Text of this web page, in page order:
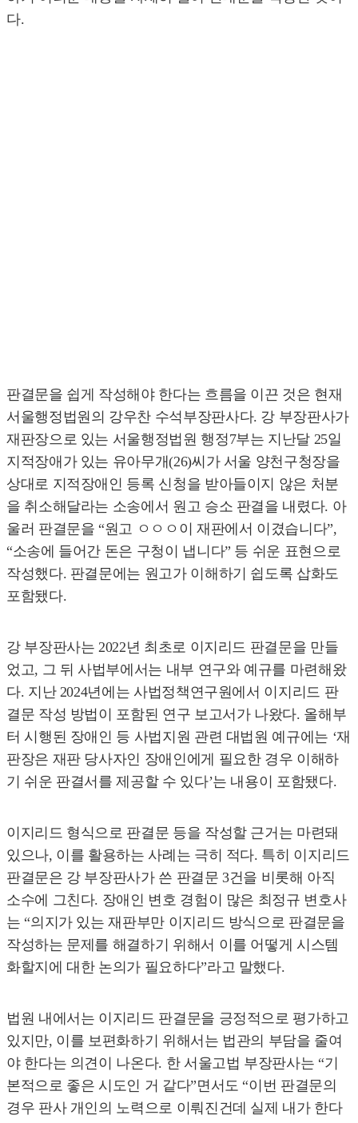
다.
판결문을 쉽게 작성해야 한다는 흐름을 이끈 것은 현재
서울행정법원의 강우찬 수석부장판사다. 강 부장판사가
재판장으로 있는 서울행정법원 행정7부는 지난달 25일
지적장애가 있는 유아무개(26)씨가 서울 양천구청장을
상대로 지적장애인 등록 신청을 받아들이지 않은 처분
을 취소해달라는 소송에서 원고 승소 판결을 내렸다. 아
울러 판결문을 “원고 ㅇㅇㅇ이 재판에서 이겼습니다”,
“소송에 들어간 돈은 구청이 냅니다” 등 쉬운 표현으로
작성했다. 판결문에는 원고가 이해하기 쉽도록 삽화도
포함됐다.
강 부장판사는 2022년 최초로 이지리드 판결문을 만들
었고, 그 뒤 사법부에서는 내부 연구와 예규를 마련해왔
다. 지난 2024년에는 사법정책연구원에서 이지리드 판
결문 작성 방법이 포함된 연구 보고서가 나왔다. 올해부
터 시행된 장애인 등 사법지원 관련 대법원 예규에는 ‘재
판장은 재판 당사자인 장애인에게 필요한 경우 이해하
기 쉬운 판결서를 제공할 수 있다’는 내용이 포함됐다.
이지리드 형식으로 판결문 등을 작성할 근거는 마련돼
있으나, 이를 활용하는 사례는 극히 적다. 특히 이지리드
판결문은 강 부장판사가 쓴 판결문 3건을 비롯해 아직
소수에 그친다. 장애인 변호 경험이 많은 최정규 변호사
는 “의지가 있는 재판부만 이지리드 방식으로 판결문을
작성하는 문제를 해결하기 위해서 이를 어떻게 시스템
화할지에 대한 논의가 필요하다”라고 말했다.
법원 내에서는 이지리드 판결문을 긍정적으로 평가하고
있지만, 이를 보편화하기 위해서는 법관의 부담을 줄여
야 한다는 의견이 나온다. 한 서울고법 부장판사는 “기
본적으로 좋은 시도인 거 같다”면서도 “이번 판결문의
경우 판사 개인의 노력으로 이뤄진건데 실제 내가 한다